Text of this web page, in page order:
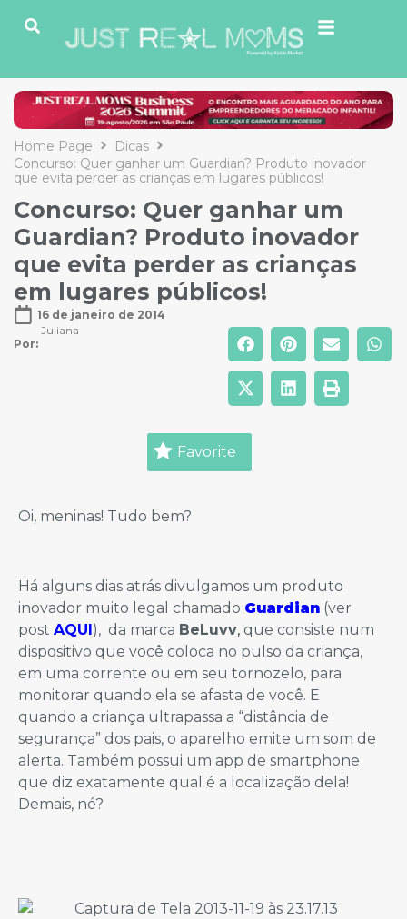
Home Page
Dicas
Concurso: Quer ganhar um Guardian? Produto inovador
que evita perder as crianças em lugares públicos!
Concurso: Quer ganhar um
Guardian? Produto inovador
que evita perder as crianças
em lugares públicos!
16 de janeiro de 2014
Por:
Juliana
Favorite
Oi, meninas! Tudo bem?
Há alguns dias atrás divulgamos um produto
inovador muito legal chamado Guardian (ver
post AQUI), da marca BeLuvv, que consiste num
dispositivo que você coloca no pulso da criança,
em uma corrente ou em seu tornozelo, para
monitorar quando ela se afasta de você. E
quando a criança ultrapassa a “distância de
segurança” dos pais, o aparelho emite um som de
alerta. Também possui um app de smartphone
que diz exatamente qual é a localização dela!
Demais, né?